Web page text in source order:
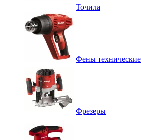
Точила
Фены технические
Фрезеры